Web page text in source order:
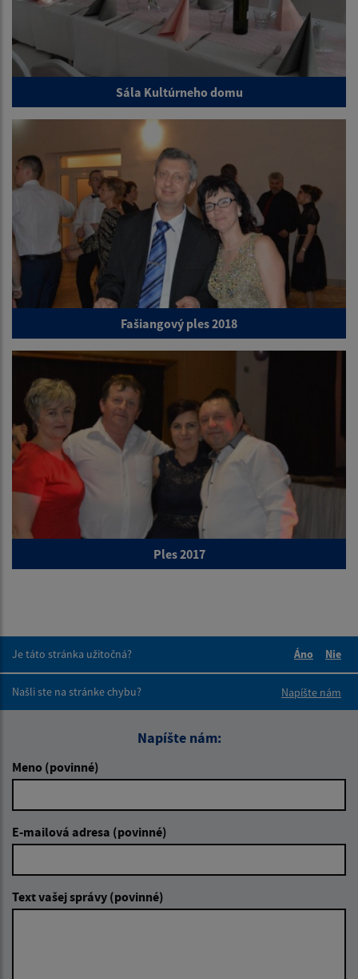
Sála Kultúrneho domu
Fašiangový ples 2018
Ples 2017
Je táto stránka užitočná?
Áno
Nie
Našli ste na stránke chybu?
Napíšte nám
Napíšte nám:
Meno (povinné)
E-mailová adresa (povinné)
Text vašej správy (povinné)